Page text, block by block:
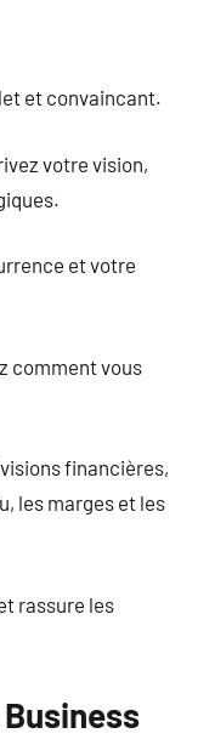
et convaincant.
votre vision,
et votre
comment vous
financières,
les marges et les
rassure les